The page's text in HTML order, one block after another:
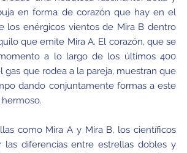
en forma de corazón que hay en el
los enérgicos vientos de Mira B dentro
que emite Mira A. El corazón, que se
a lo largo de los últimos 400
gas que rodea a la pareja, muestran que
dando conjuntamente formas a este
como Mira A y Mira B, los científicos
las diferencias entre estrellas dobles y